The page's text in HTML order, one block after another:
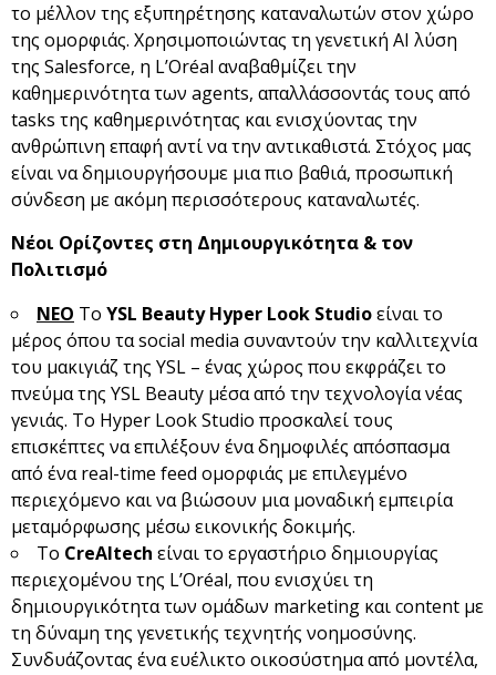
το μέλλον της εξυπηρέτησης καταναλωτών στον χώρο
της ομορφιάς. Χρησιμοποιώντας τη γενετική AI λύση
της Salesforce, η L’Oréal αναβαθμίζει την
καθημερινότητα των agents, απαλλάσσοντάς τους από
tasks της καθημερινότητας και ενισχύοντας την
ανθρώπινη επαφή αντί να την αντικαθιστά. Στόχος μας
είναι να δημιουργήσουμε μια πιο βαθιά, προσωπική
σύνδεση με ακόμη περισσότερους καταναλωτές.
Νέοι Ορίζοντες στη Δημιουργικότητα & τον
Πολιτισμό
ΝΕΟ Το YSL Beauty Hyper Look Studioείναι το
μέρος όπου τα social media συναντούν την καλλιτεχνία
του μακιγιάζ της YSL – ένας χώρος που εκφράζει το
πνεύμα της YSL Beauty μέσα από την τεχνολογία νέας
γενιάς. Το Hyper Look Studio προσκαλεί τους
επισκέπτες να επιλέξουν ένα δημοφιλές απόσπασμα
από ένα real-time feed ομορφιάς με επιλεγμένο
περιεχόμενο και να βιώσουν μια μοναδική εμπειρία
μεταμόρφωσης μέσω εικονικής δοκιμής.
Το CreAltech είναι το εργαστήριο δημιουργίας
περιεχομένου της L’Oréal, που ενισχύει τη
δημιουργικότητα των ομάδων marketing και content με
τη δύναμη της γενετικής τεχνητής νοημοσύνης.
Συνδυάζοντας ένα ευέλικτο οικοσύστημα από μοντέλα,